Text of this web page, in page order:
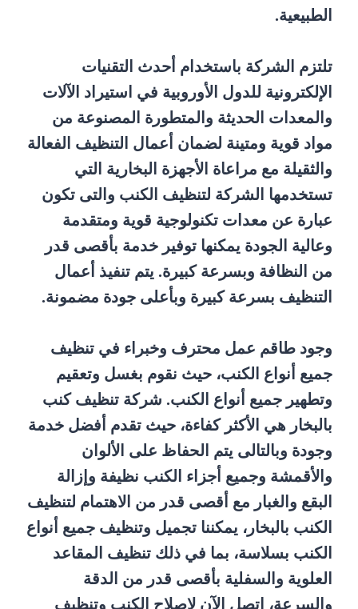
الطبيعية.
تلتزم الشركة باستخدام أحدث التقنيات
الإلكترونية للدول الأوروبية في استيراد الآلات
والمعدات الحديثة والمتطورة المصنوعة من
مواد قوية ومتينة لضمان أعمال التنظيف الفعالة
والثقيلة مع مراعاة الأجهزة البخارية التي
تستخدمها الشركة لتنظيف الكنب والتى تكون
عبارة عن معدات تكنولوجية قوية ومتقدمة
وعالية الجودة يمكنها توفير خدمة بأقصى قدر
من النظافة وبسرعة كبيرة. يتم تنفيذ أعمال
التنظيف بسرعة كبيرة وبأعلى جودة مضمونة.
وجود طاقم عمل محترف وخبراء في تنظيف
جميع أنواع الكنب، حيث نقوم بغسل وتعقيم
وتطهير جميع أنواع الكنب. شركة تنظيف كنب
بالبخار هي الأكثر كفاءة، حيث تقدم أفضل خدمة
وجودة وبالتالى يتم الحفاظ على الألوان
والأقمشة وجميع أجزاء الكنب نظيفة وإزالة
البقع والغبار مع أقصى قدر من الاهتمام لتنظيف
الكنب بالبخار، يمكننا تجميل وتنظيف جميع أنواع
الكنب بسلاسة، بما في ذلك تنظيف المقاعد
العلوية والسفلية بأقصى قدر من الدقة
والسرعة، اتصل الآن لإصلاح الكنب وتنظيف